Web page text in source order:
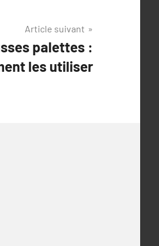
Article suivant
palettes :
les utiliser